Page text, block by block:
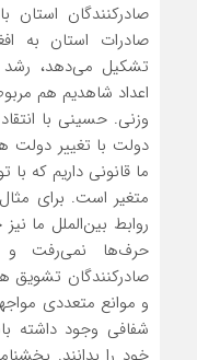
صادرکنندگان
تشکیل می‌دهد،
اعداد شاهدیم هم
وزنی. حسینی با
دولت با تغییر
ما قانونی داریم که
متغیر است. برای
روابط بین‌الملل ما
حرف‌ها نمی‌رفت و
صادرکنندگان تشویق
و موانع متعددی
شفافی وجود داشته